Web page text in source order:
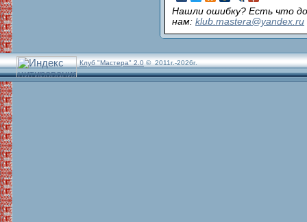
Нашли ошибку? Есть что
нам: klub.mastera@yandex.ru
Клуб "Мастера" 2.0 © 2011г.-2026г.